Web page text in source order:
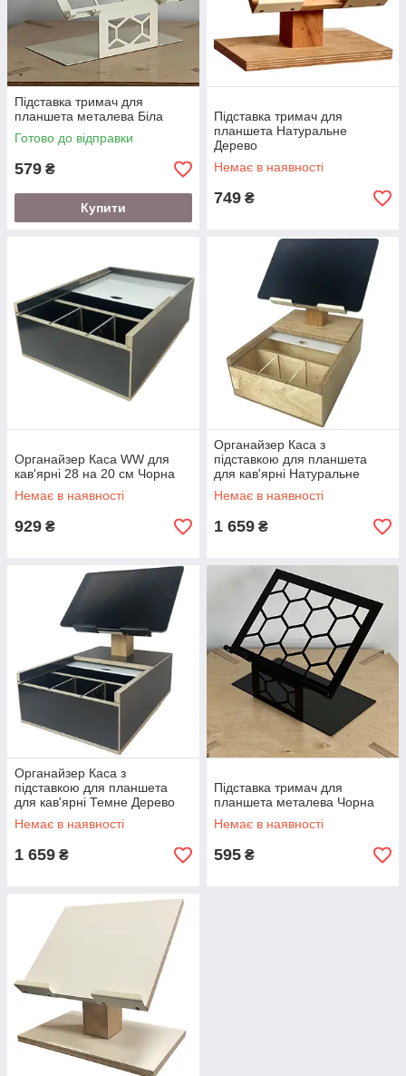
Підставка тримач для
планшета металева Біла
Готово до відправки
579 ₴
Купити
Підставка тримач для
планшета Натуральне
Дерево
Немає в наявності
749 ₴
Органайзер Каса WW для
кав'ярні 28 на 20 см Чорна
Немає в наявності
929 ₴
Органайзер Каса з
підставкою для планшета
для кав'ярні Натуральне
Дерево
Немає в наявності
1 659 ₴
Органайзер Каса з
підставкою для планшета
для кав'ярні Темне Дерево
Немає в наявності
1 659 ₴
Підставка тримач для
планшета металева Чорна
Немає в наявності
595 ₴